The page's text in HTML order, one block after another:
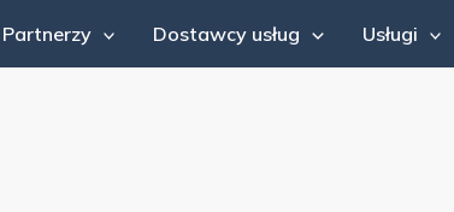
Partnerzy Dostawcy usług Usługi